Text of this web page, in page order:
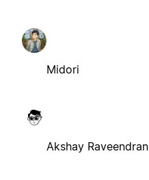
Midori
Akshay Raveendran